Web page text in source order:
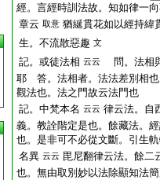
經。言經時訓法故。知如律一
章云 取意 猶綖貫花如以經持緯
生。不流散惡趣 文
記。或徒法相 云云
問。法相
耶 答。法相者。法法差別相
觀法也。法之門故云法門也
記。中梵本名 云云 律云法。自
義。教詮階定是也。餘藏法。
也。是非可不必從文斷。引生
名異 云云 毘尼翻律云法。餘二
也。無由取別妙以法除顯知法